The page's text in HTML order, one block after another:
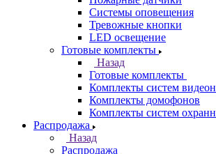
Системы оповещения
Тревожные кнопки
LED освещение
Готовые комплекты
Назад
Готовые комплекты
Комплекты систем
Комплекты домофонов
Комплекты систем
Распродажа
Назад
Распродажа